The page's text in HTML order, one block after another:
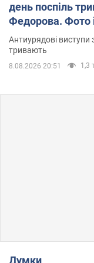
день поспіль
Федорова. Фото
Антиурядові
тривають
8.08.2026 20:51 1,3
Думки